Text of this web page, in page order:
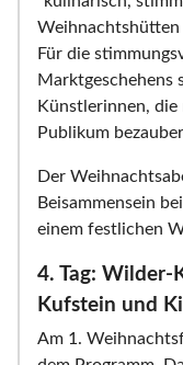
Weihnachtshütten
Für die
Marktgeschehens
Künstlerinnen,
Publikum
Der
Beisammensein
einem festlichen
4. Tag: Wilder-
Kufstein und
Am 1.